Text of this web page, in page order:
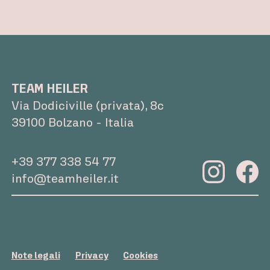
TEAM HEILER
Via Dodiciville (privata), 8c
39100 Bolzano - Italia
+39 377 338 54 77
info@teamheiler.it
Note legali Privacy Cookies